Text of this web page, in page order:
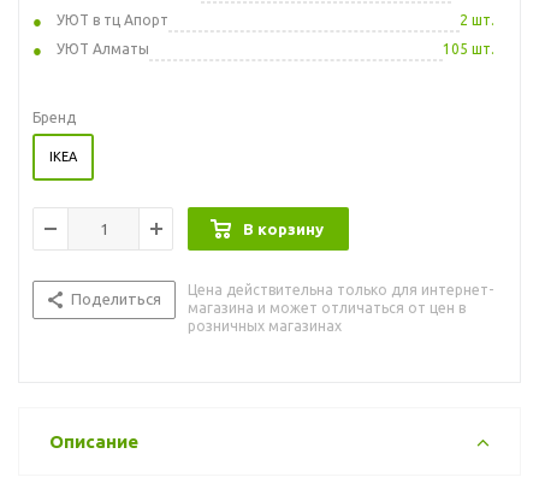
УЮТ в тц Апорт
2 шт.
УЮТ Алматы
105 шт.
Бренд
IKEA
В корзину
Поделиться
Цена действительна только для интернет-
магазина и может отличаться от цен в
розничных магазинах
Описание